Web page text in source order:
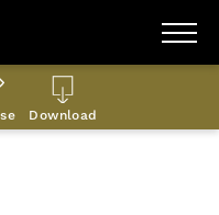
Download